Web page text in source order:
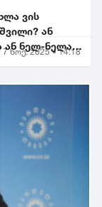
ვის
ან
ან ნელ-ნელა
7 ნოე. 2025 • 14:18